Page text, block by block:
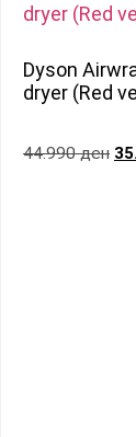
Dyson
dryer (Red
44.990ден